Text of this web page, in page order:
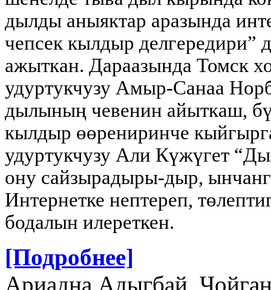
дылды аныяктар аразында
чепсек кылдыр делгередири”
ажыткан. Дараазында Томск
удуртукчузу Амыр-Санаа
дылының чевенин айыткаш,
кылдыр өөрениринче
удуртукчузу Али Күжүгет
ону сайзырадыры-дыр,
Интернетке нептереп,
бодалын илереткен.
[Подробнее]
Ариадна Адыгбай,